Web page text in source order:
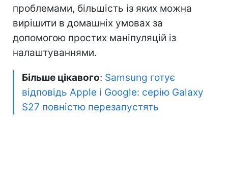
проблемами, більшість із яких можна
вирішити в домашніх умовах за
допомогою простих маніпуляцій із
налаштуваннями.
Більше цікавого: Samsung готує
відповідь Apple і Google: серію Galaxy
S27 повністю перезапустять